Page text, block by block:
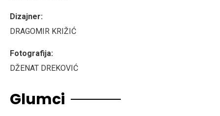
Dizajner:
DRAGOMIR KRIŽIĆ
Fotografija:
DŽENAT DREKOVIĆ
Glumci